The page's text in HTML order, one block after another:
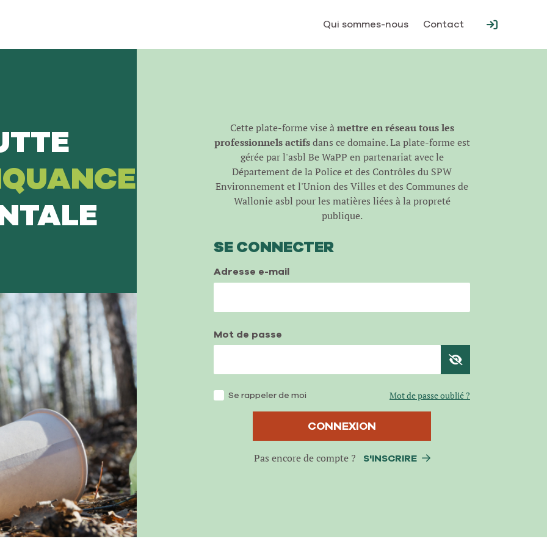
Qui sommes-nous Contact
Cette plate-forme vise àmettre en réseau tous les
professionnels actifsdans ce domaine. La plate-forme est
gérée par l'asbl Be WaPP en partenariat avec le
Département de la Police et des Contrôles du SPW
Environnement et l'Union des Villes et des Communes de
Wallonie asbl pour les matières liées à la propreté
publique.
SE CONNECTER
Adresse e-mail
Mot de passe
Se rappeler de moi Mot de passe oublié ?
CONNEXION
Pas encore de compte ? S'INSCRIRE